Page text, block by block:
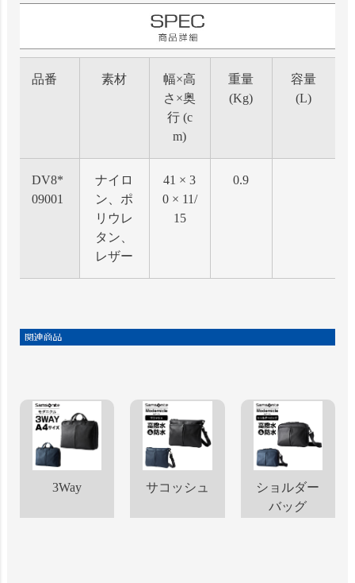
品番 素材
幅×高
さ×奥
行 (c
m)
重量
(Kg)
容量
(L)
DV8*
09001
ナイロ
ン、ポ
リウレ
タン、
レザー
41 × 3
0 × 11/
15
0.9
3Way サコッシュ
ショルダー
バッグ